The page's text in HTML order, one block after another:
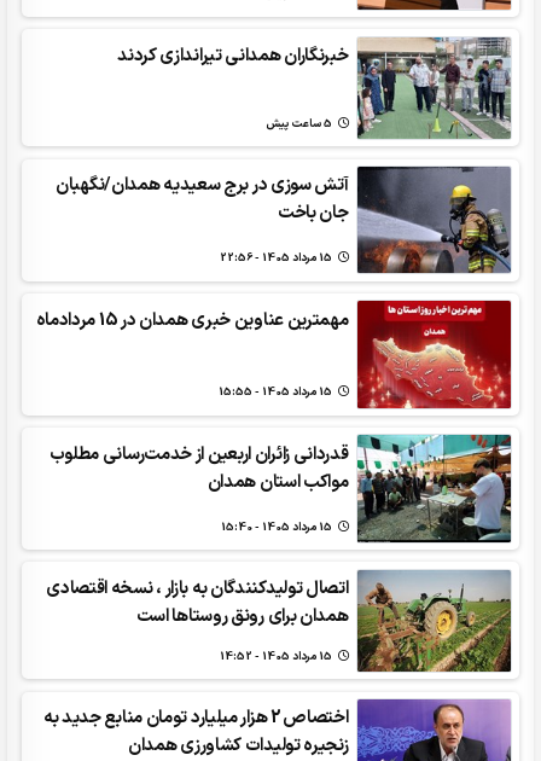
خبرنگاران همدانی تیراندازی کردند
آتش سوزی در برج سعیدیه همدان/نگهبان
جان باخت
مهمترین عناوین خبری همدان در 15 مردادماه
قدردانی زائران اربعین از خدمت‌رسانی مطلوب
مواکب استان همدان
اتصال تولیدکنندگان به بازار ، نسخه اقتصادی
همدان برای رونق روستاها است
اختصاص 2 هزار میلیارد تومان منابع جدید به
زنجیره تولیدات کشاورزی همدان